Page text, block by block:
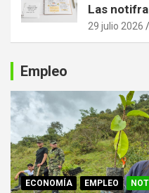
Las
29 julio 2026
Empleo
ECONOMÍA EMPLEO